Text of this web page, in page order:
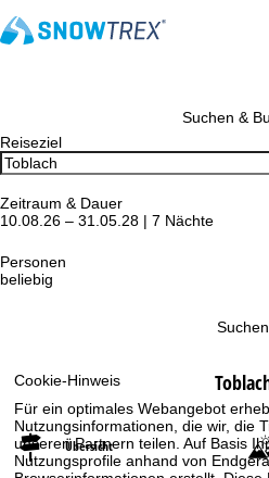
Cookie-Hinweis
Für ein optimales Webangebot
Nutzungsinformationen, die wir, die
unseren Partnern teilen. Auf Basis
Nutzungsprofile anhand von
Suchen &
Reiseziel
Zeitraum & Dauer
10.08.26 – 31.05.28 | 7 Nächte
Personen
beliebig
Suchen
Übersicht